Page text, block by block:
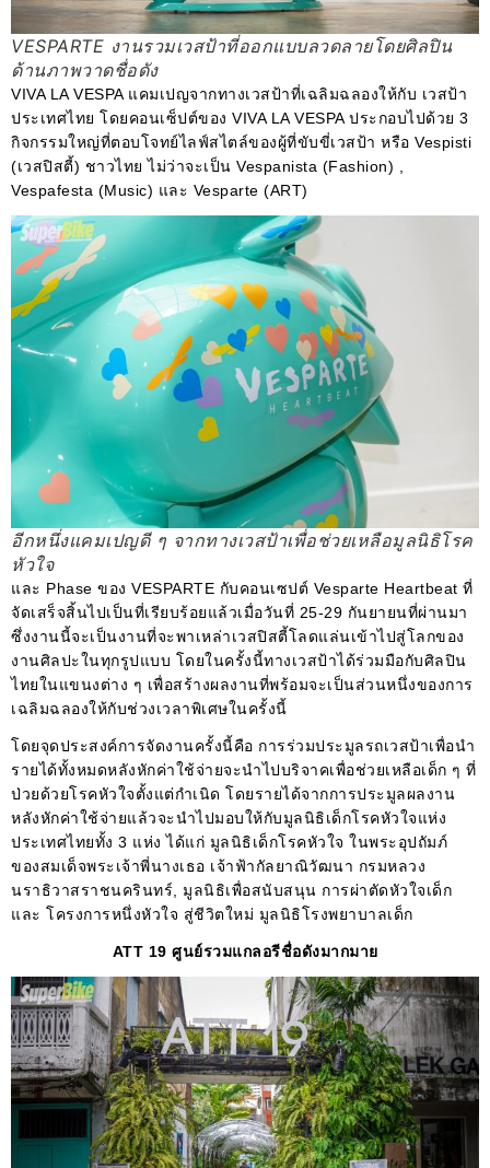
VESPARTE งานรวมเวสป้าที่ออกแบบลวดลายโดยศิลปิน
ด้านภาพวาดชื่อดัง
VIVA LA VESPA แคมเปญจากทางเวสป้าที่เฉลิมฉลองให้กับ เวสป้า
ประเทศไทย โดยคอนเซ็ปต์ของ VIVA LA VESPA ประกอบไปด้วย 3
กิจกรรมใหญ่ที่ตอบโจทย์ไลฟ์สไตล์ของผู้ที่ขับขี่เวสป้า หรือ Vespisti
(เวสปิสตี้) ชาวไทย ไม่ว่าจะเป็น Vespanista (Fashion) ,
Vespafesta (Music) และ Vesparte (ART)
อีกหนึ่งแคมเปญดี ๆ จากทางเวสป้าเพื่อช่วยเหลือมูลนิธิโรค
หัวใจ
และ Phase ของ VESPARTE กับคอนเซปต์ Vesparte Heartbeat ที่
จัดเสร็จสิ้นไปเป็นที่เรียบร้อยแล้วเมื่อวันที่ 25-29 กันยายนที่ผ่านมา
ซึ่งงานนี้จะเป็นงานที่จะพาเหล่าเวสปิสตี้โลดแล่นเข้าไปสู่โลกของ
งานศิลปะในทุกรูปแบบ โดยในครั้งนี้ทางเวสป้าได้ร่วมมือกับศิลปิน
ไทยในแขนงต่าง ๆ เพื่อสร้างผลงานที่พร้อมจะเป็นส่วนหนึ่งของการ
เฉลิมฉลองให้กับช่วงเวลาพิเศษในครั้งนี้
โดยจุดประสงค์การจัดงานครั้งนี้คือ การร่วมประมูลรถเวสป้าเพื่อนำ
รายได้ทั้งหมดหลังหักค่าใช้จ่ายจะนำไปบริจาคเพื่อช่วยเหลือเด็ก ๆ ที่
ป่วยด้วยโรคหัวใจตั้งแต่กำเนิด โดยรายได้จากการประมูลผลงาน
หลังหักค่าใช้จ่ายแล้วจะนำไปมอบให้กับมูลนิธิเด็กโรคหัวใจแห่ง
ประเทศไทยทั้ง 3 แห่ง ได้แก่ มูลนิธิเด็กโรคหัวใจ ในพระอุปถัมภ์
ของสมเด็จพระเจ้าพี่นางเธอ เจ้าฟ้ากัลยาณิวัฒนา กรมหลวง
นราธิวาสราชนครินทร์, มูลนิธิเพื่อสนับสนุน การผ่าตัดหัวใจเด็ก
และ โครงการหนึ่งหัวใจ สู่ชีวิตใหม่ มูลนิธิโรงพยาบาลเด็ก
ATT 19 ศูนย์รวมแกลอรีชื่อดังมากมาย